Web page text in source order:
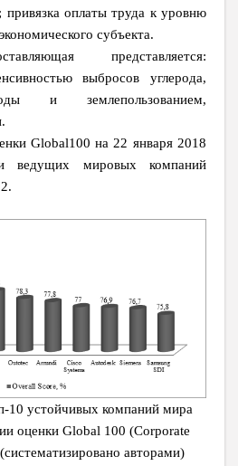
привязка оплаты труда к уровню
субъекта.
представляется:
выбросов углерода,
и землепользованием,
Global100 на 22 января 2018
ведущих мировых компаний
10 устойчивых компаний мира
оценки Global 100 (Corporate
авторами)